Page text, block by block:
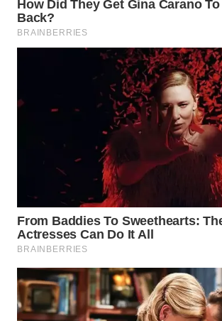
Veja a progressão mais segura para
agachamento sem comprometer a
Começar com 5 a 10 repetições
peso corporal, priorizando a forma
Incluir exercícios de mobilidade
quadril nos dias de treino de
Avançar para o agachamento
um halter na frente do peito
Adicionar carga na barra somente
dominar bem o padrão de
observando a qualidade da
Quando é sinal de que a